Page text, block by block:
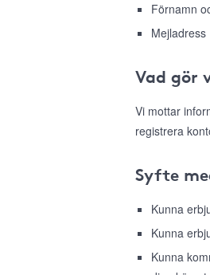
Förnamn
Mejladress
Vad gör
Vi mottar
registrera
Syfte
Kunna
Kunna
Kunna